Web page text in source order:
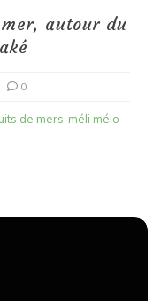
autour du
0
de mers méli mélo